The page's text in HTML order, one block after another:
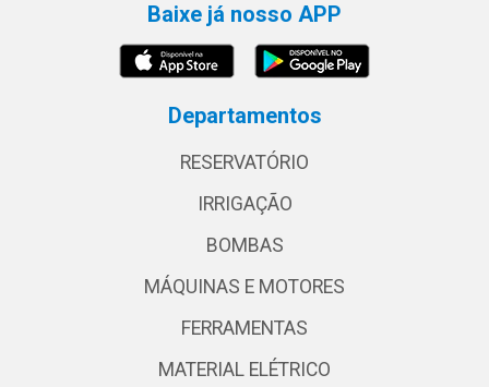
Baixe já nosso APP
Departamentos
RESERVATÓRIO
IRRIGAÇÃO
BOMBAS
MÁQUINAS E MOTORES
FERRAMENTAS
MATERIAL ELÉTRICO